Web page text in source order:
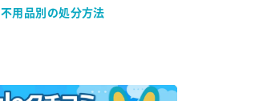
不用品別の処分方法